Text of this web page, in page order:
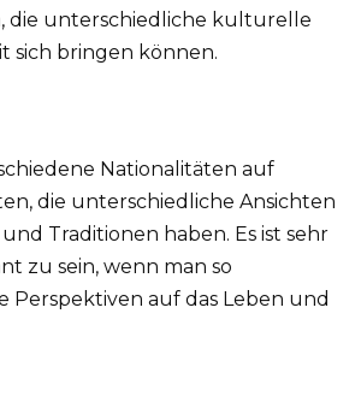
die unterschiedliche kulturelle
sich bringen können.
Nationalitäten auf
die unterschiedliche Ansichten
Traditionen haben. Es ist sehr
zu sein, wenn man so
Perspektiven auf das Leben und